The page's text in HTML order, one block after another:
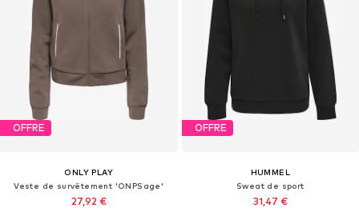
OFFRE
ONLY PLAY
Veste de survêtement 'ONPSage'
27,92 €
OFFRE
HUMMEL
Sweat de sport
31,47 €